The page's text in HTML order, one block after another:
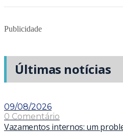
Publicidade
Últimas notícias
09/08/2026
0 Comentário
Vazamentos internos: um